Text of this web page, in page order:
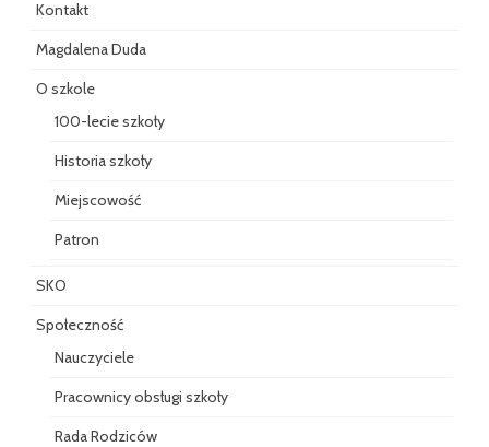
Kontakt
Magdalena Duda
O szkole
100-lecie szkoły
Historia szkoły
Miejscowość
Patron
SKO
Społeczność
Nauczyciele
Pracownicy obsługi szkoły
Rada Rodziców